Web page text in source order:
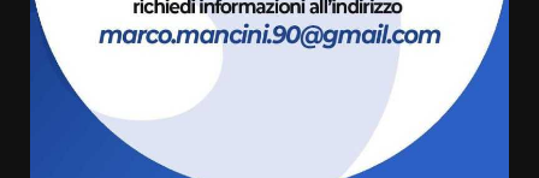
“I Contestatori: Musica di
Rivoluzione”: nuovo
appuntamento con “Fasano in
Banda”